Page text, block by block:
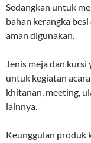
Sedangkan untuk
bahan kerangka
aman digunakan.
Jenis meja dan
untuk kegiatan
khitanan, meeting,
lainnya.
Keunggulan produk